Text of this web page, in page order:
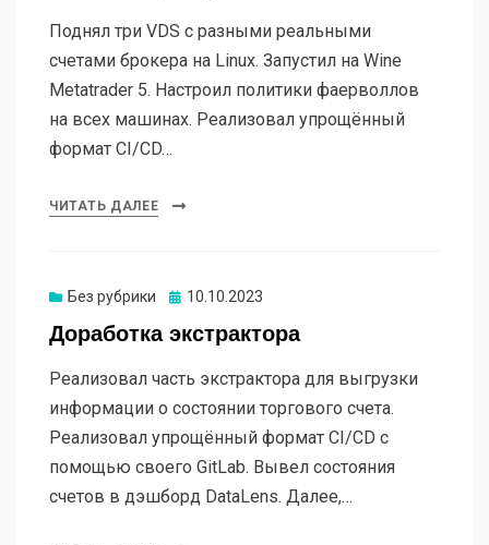
Поднял три VDS с разными реальными
счетами брокера на Linux. Запустил на Wine
Metatrader 5. Настроил политики фаерволлов
на всех машинах. Реализовал упрощённый
формат CI/CD…
ЧИТАТЬ ДАЛЕЕ
Без рубрики Опубликовано
10.10.2023
Доработка экстрактора
Реализовал часть экстрактора для выгрузки
информации о состоянии торгового счета.
Реализовал упрощённый формат CI/CD с
помощью своего GitLab. Вывел состояния
счетов в дэшборд DataLens. Далее,…